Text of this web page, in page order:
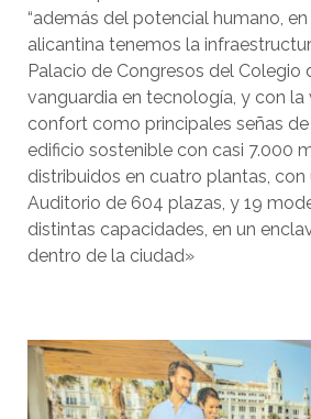
“además del potencial humano,
alicantina tenemos la
Palacio de Congresos del Colegio
vanguardia en tecnología, y con la
confort como principales señas
edificio sostenible con casi 7.000
distribuidos en cuatro plantas, con
Auditorio de 604 plazas, y 19
distintas capacidades, en un
dentro de la ciudad»